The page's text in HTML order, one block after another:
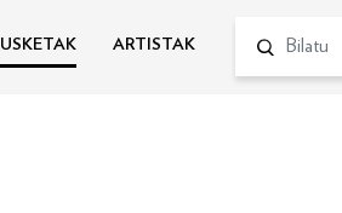
ARTISTAK
Bilatu